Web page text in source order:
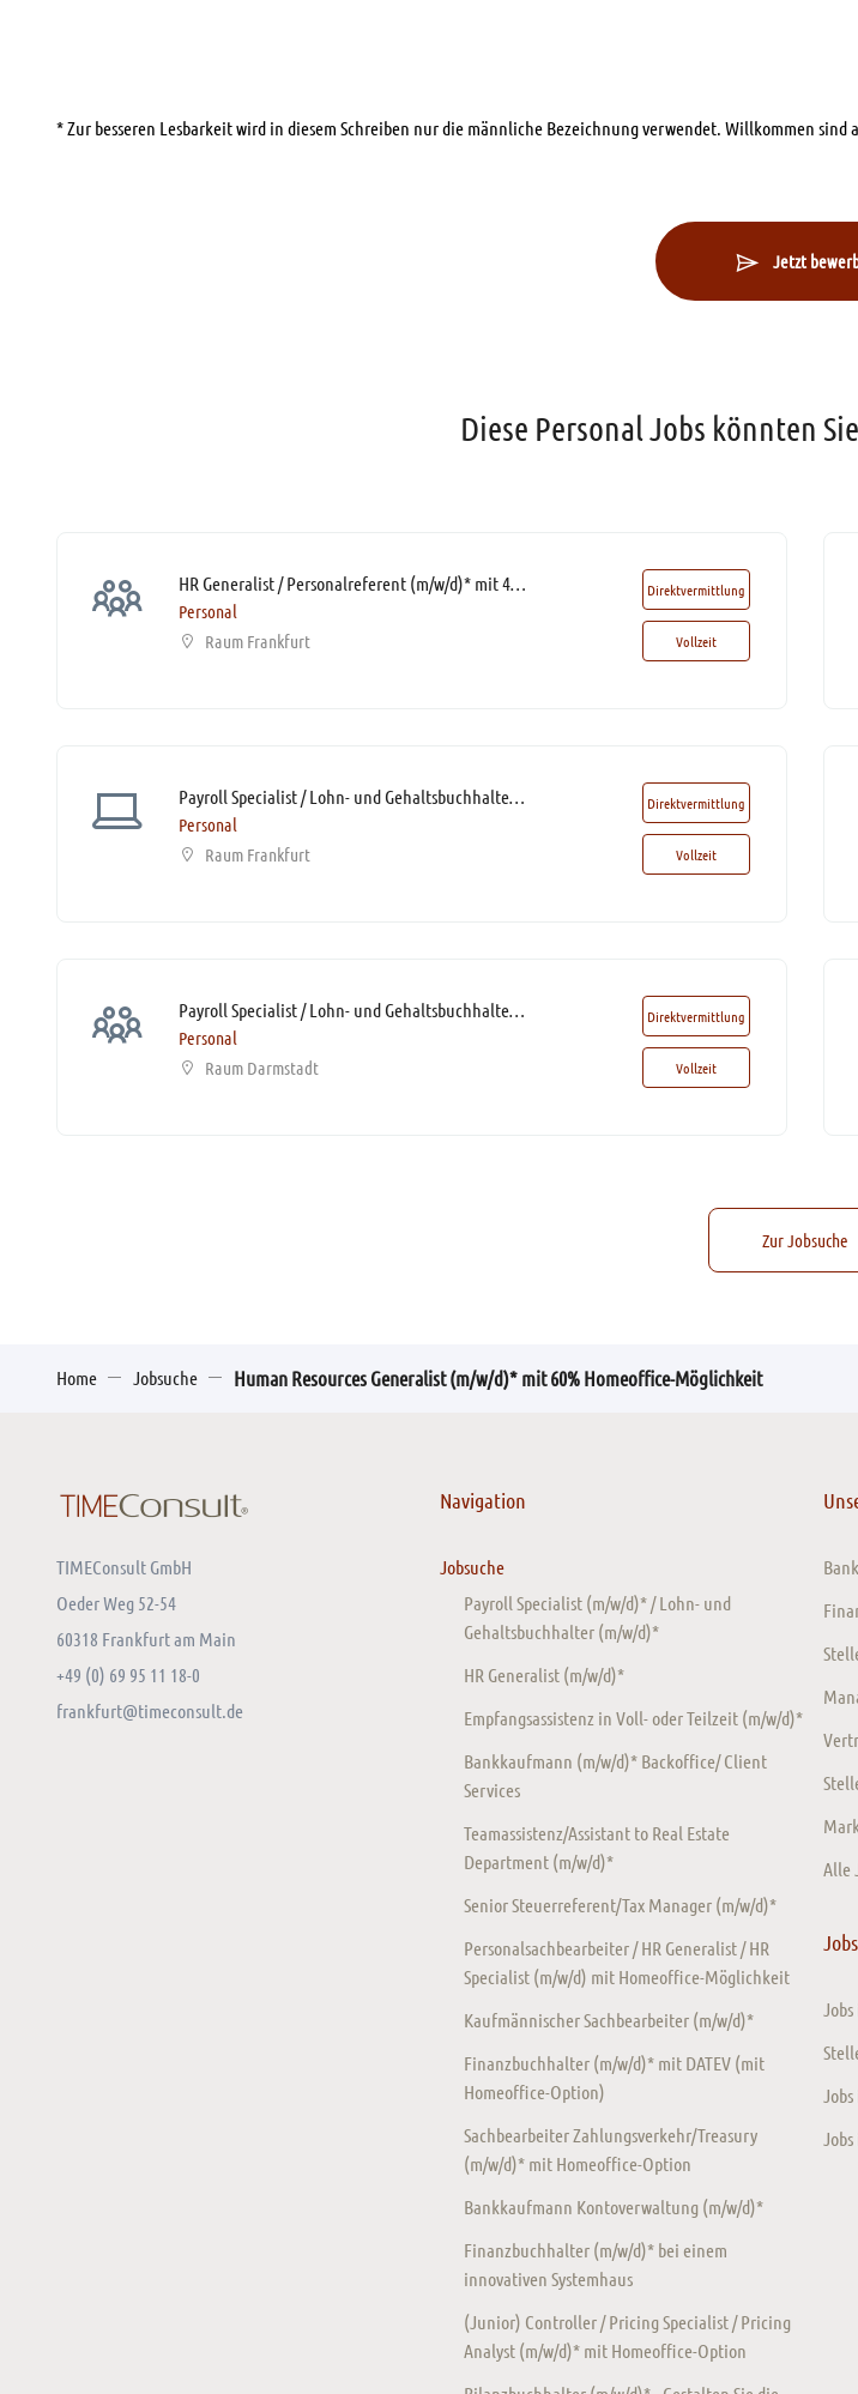
* Zur besseren Lesbarkeit wird in diesem Schreiben nur die männliche Bezeichnung verwendet. Willkommen sind
Jetzt
Diese Personal Jobs könnten
HR Generalist / Personalreferent (m/w/d)* mit 40% Home Office-Möglichkeit
Personal
Raum Frankfurt
Direktvermittlung
Vollzeit
Payroll Specialist / Lohn- und Gehaltsbuchhalter / Spezialist Entgeltabrechnung (m/w/d)* mit SAP-Kenntnissen
Personal
Raum Frankfurt
Direktvermittlung
Vollzeit
Payroll Specialist / Lohn- und Gehaltsbuchhalter / Spezialist Entgeltabrechnung (m/w/d)* mit sehr guten DATEV-Kenntnissen
Personal
Raum Darmstadt
Direktvermittlung
Vollzeit
Zur Jobsuche
Home Jobsuche Human Resources Generalist (m/w/d)* mit 60% Homeoffice-Möglichkeit
TIMEConsult GmbH
Oeder Weg 52-54
60318 Frankfurt am Main
+49 (0) 69 95 11 18-0
frankfurt@timeconsult.de
Navigation
Jobsuche
Payroll Specialist (m/w/d)* / Lohn- und
Gehaltsbuchhalter (m/w/d)*
HR Generalist (m/w/d)*
Empfangsassistenz in Voll- oder Teilzeit (m/w/d)*
Bankkaufmann (m/w/d)* Backoffice/ Client
Services
Teamassistenz/Assistant to Real Estate
Department (m/w/d)*
Senior Steuerreferent/Tax Manager (m/w/d)*
Personalsachbearbeiter / HR Generalist / HR
Specialist (m/w/d) mit Homeoffice-Möglichkeit
Kaufmännischer Sachbearbeiter (m/w/d)*
Finanzbuchhalter (m/w/d)* mit DATEV (mit
Homeoffice-Option)
Sachbearbeiter Zahlungsverkehr/Treasury
(m/w/d)* mit Homeoffice-Option
Bankkaufmann Kontoverwaltung (m/w/d)*
Finanzbuchhalter (m/w/d)* bei einem
innovativen Systemhaus
(Junior) Controller / Pricing Specialist / Pricing
Analyst (m/w/d)* mit Homeoffice-Option
Alle